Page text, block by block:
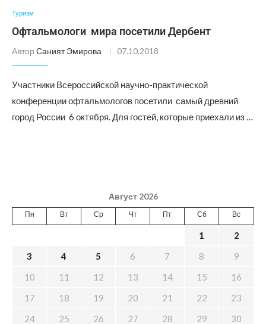
Туризм
Офтальмологи мира посетили Дербент
Автор Саният Эмирова 07.10.2018
Участники Всероссийской научно-практической
конференции офтальмологов посетили самый древний
город России 6 октября. Для гостей, которые приехали из …
Август 2026
Пн Вт Ср Чт Пт Сб Вс
1
2
3
4 5 6 7 8
9
10
11 12 13 14 15
16
17
18 19 20 21 22
23
24
25 26 27 28 29
30